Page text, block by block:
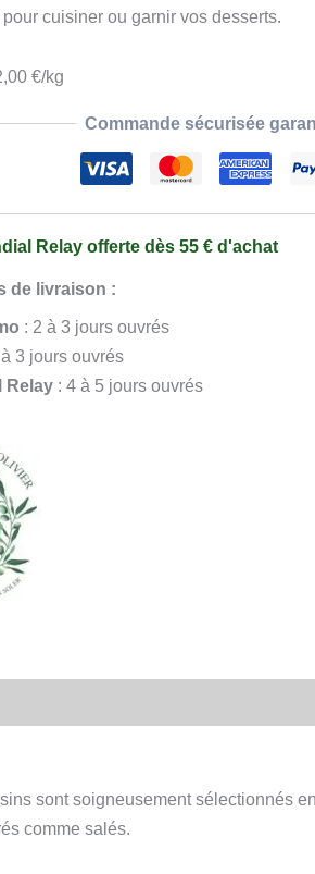
cuisiner ou garnir vos desserts.
€/kg
Commande sécurisée
Relay offerte dès 55 € d'achat
de livraison :
: 2 à 3 jours ouvrés
3 jours ouvrés
Relay : 4 à 5 jours ouvrés
sont soigneusement sélectionnés
comme salés.